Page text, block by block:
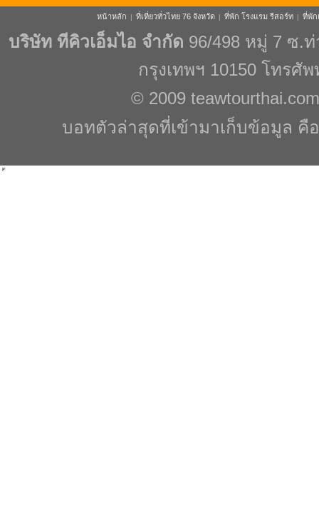
หน้าหลัก | ที่เที่ยวทั่วไทย 76 จังหวัด | ที่พัก โรงแรม รีสอร์ท | ที่พัก
บริษัท ทีคิวเอ็มไอ จำกัด 96/498 หมู่ 7 ซ.
กรุงเทพฯ 10150 โทรศั
© 2009 teawtourthai.com
บอทตัวล่าสุดที่เข้ามาเก็บข้อมูล คือ